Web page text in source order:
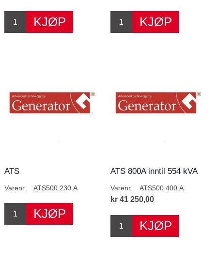
ATS
Varenr. ATS500.230.A
ATS 800A inntil 554 kVA
Varenr. ATS500.400.A
kr 41 250,00